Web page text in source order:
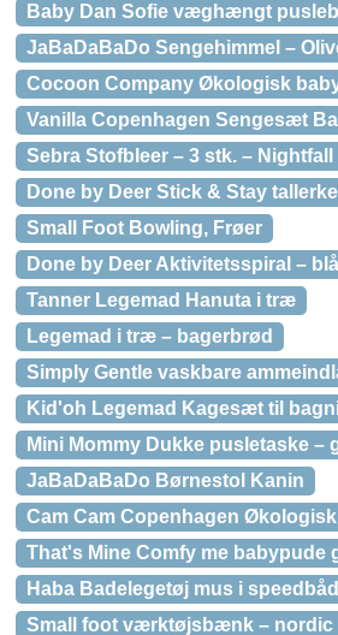
Baby Dan Sofie væghængt
JaBaDaBaDo Sengehimmel –
Cocoon Company Økologisk
Vanilla Copenhagen Sengesæt
Sebra Stofbleer – 3 stk. –
Done by Deer Stick & Stay
Small Foot Bowling, Frøer
Done by Deer Aktivitetsspiral – blå
Tanner Legemad Hanuta i træ
Legemad i træ – bagerbrød
Simply Gentle vaskbare
Kid'oh Legemad Kagesæt til
Mini Mommy Dukke pusletaske –
JaBaDaBaDo Børnestol Kanin
Cam Cam Copenhagen
That's Mine Comfy me babypude
Haba Badelegetøj mus i speedbåd
Small foot værktøjsbænk – nordic